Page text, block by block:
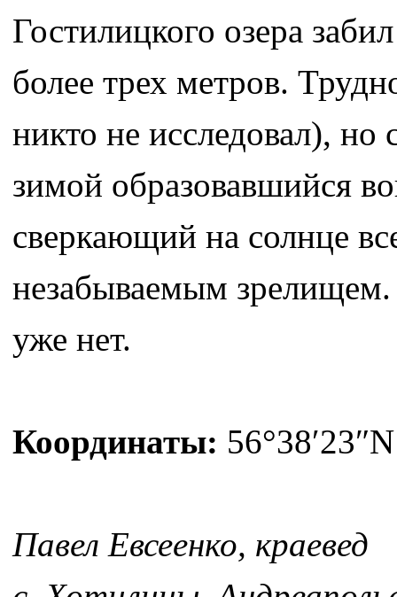
Гостилицкого озера
более трех метров.
никто не исследовал),
зимой образовавшийся
сверкающий на солнце
незабываемым
уже нет.
Координаты:
Павел Евсеенко, краевед